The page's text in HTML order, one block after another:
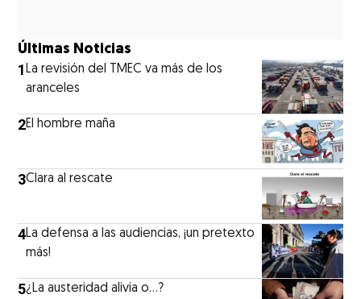
Últimas Noticias
1La revisión del TMEC va más de los
aranceles
2El hombre maña
3Clara al rescate
4La defensa a las audiencias, ¡un pretexto
más!
5¿La austeridad alivia o…?